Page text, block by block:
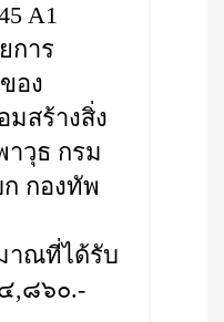
A1
การ
อง
มสร้างสิ่ง
วุธ กรม
กองทัพ
าณที่ได้รับ
,๘๖๐.-